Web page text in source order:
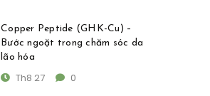
Copper Peptide (GHK-Cu) –
Bước ngoặt trong chăm sóc da
lão hóa
Th8 27 0